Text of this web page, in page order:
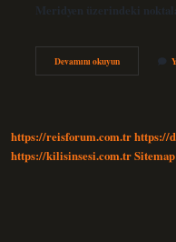
Meridyen üzerindeki
Devamını okuyunBoylamların
Başlangıcı
https://reisforum.com.trhttps://
https://kilisinsesi.com.trSitemap